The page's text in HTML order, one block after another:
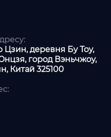
Цзин, деревня Бу Тоу,
город Вэньчжоу,
Китай 325100